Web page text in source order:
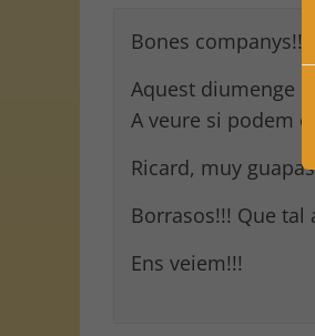
Bones companys!!!
Aquest diumenge
A veure si podem
Ricard, muy
Borrasos!!! Que tal
Ens veiem!!!